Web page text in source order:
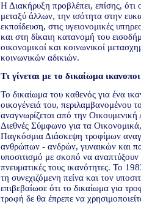
Η Διακήρυξη προβλέπει, επίσης, ότι
μεταξύ άλλων, την ισότητα στην
εκπαίδευση, στις υγειονομικές
και στη δίκαιη κατανομή του
οικονομικοί και κοινωνικοί
κοινωνικών αδικιών.
Τι γίνεται με το δικαίωμα
Το δικαίωμα του καθενός για ένα
οικογένειά του, περιλαμβανομένου
αναγνωρίζεται από την
Διεθνές Σύμφωνο για τα
Παγκόσμια Διάσκεψη τροφίμων
ανθρώπων - ανδρών, γυναικών και
υποσιτισμό με σκοπό να
πνευματικές τους ικανότητες. Το
τη συνεχιζόμενη πείνα και τον
επιβεβαίωσε ότι το δικαίωμα για
τροφή δε θα έπρεπε να